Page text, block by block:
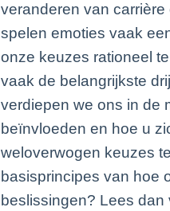
veranderen van
spelen emoties vaak
onze keuzes rationeel
vaak de belangrijkste
verdiepen we ons in de
beïnvloeden en hoe u
weloverwogen keuzes
basisprincipes van hoe
beslissingen? Lees dan